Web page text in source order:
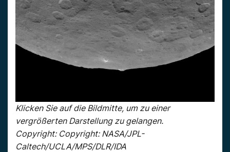
Klicken Sie auf die Bildmitte, um zu einer
vergrößerten Darstellung zu gelangen.
Copyright: Copyright: NASA/JPL-
Caltech/UCLA/MPS/DLR/IDA